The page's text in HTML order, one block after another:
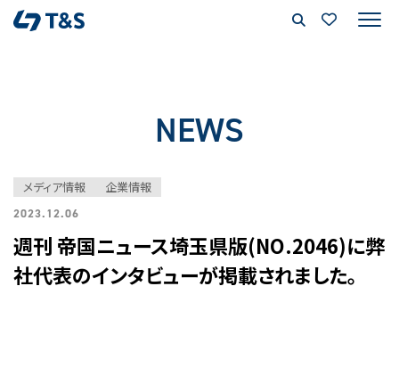
NEWS
メディア情報 企業情報
2023.12.06
週刊 帝国ニュース埼玉県版(NO.2046)に弊
社代表のインタビューが掲載されました。